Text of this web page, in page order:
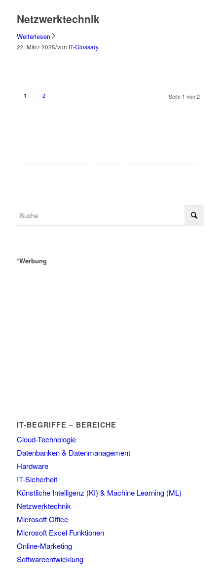
Netzwerktechnik
Weiterlesen
22. März 2025/von IT-Glossary
Seite 1 von 2
1 2
*Werbung
IT-BEGRIFFE – BEREICHE
Cloud-Technologie
Datenbanken & Datenmanagement
Hardware
IT-Sicherheit
Künstliche Intelligenz (KI) & Machine Learning (ML)
Netzwerktechnik
Microsoft Office
Microsoft Excel Funktionen
Online-Marketing
Softwareentwicklung